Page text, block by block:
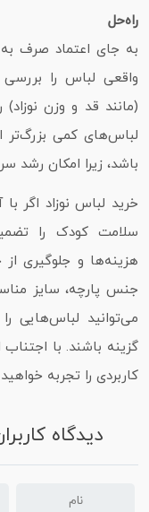
راه‌حل
به جای اعتماد صرف
واقعی لباس را بررسی
(مانند قد و وزن
لباس‌های کمی بزرگ‌تر
باشد، زیرا امکان رشد
خرید لباس نوزاد اگر
سلامت کودک را
هزینه‌ها و جلوگیری
جنس پارچه، سایز
می‌توانید لباس‌هایی
کاربردی را تجربه
دیدگاه